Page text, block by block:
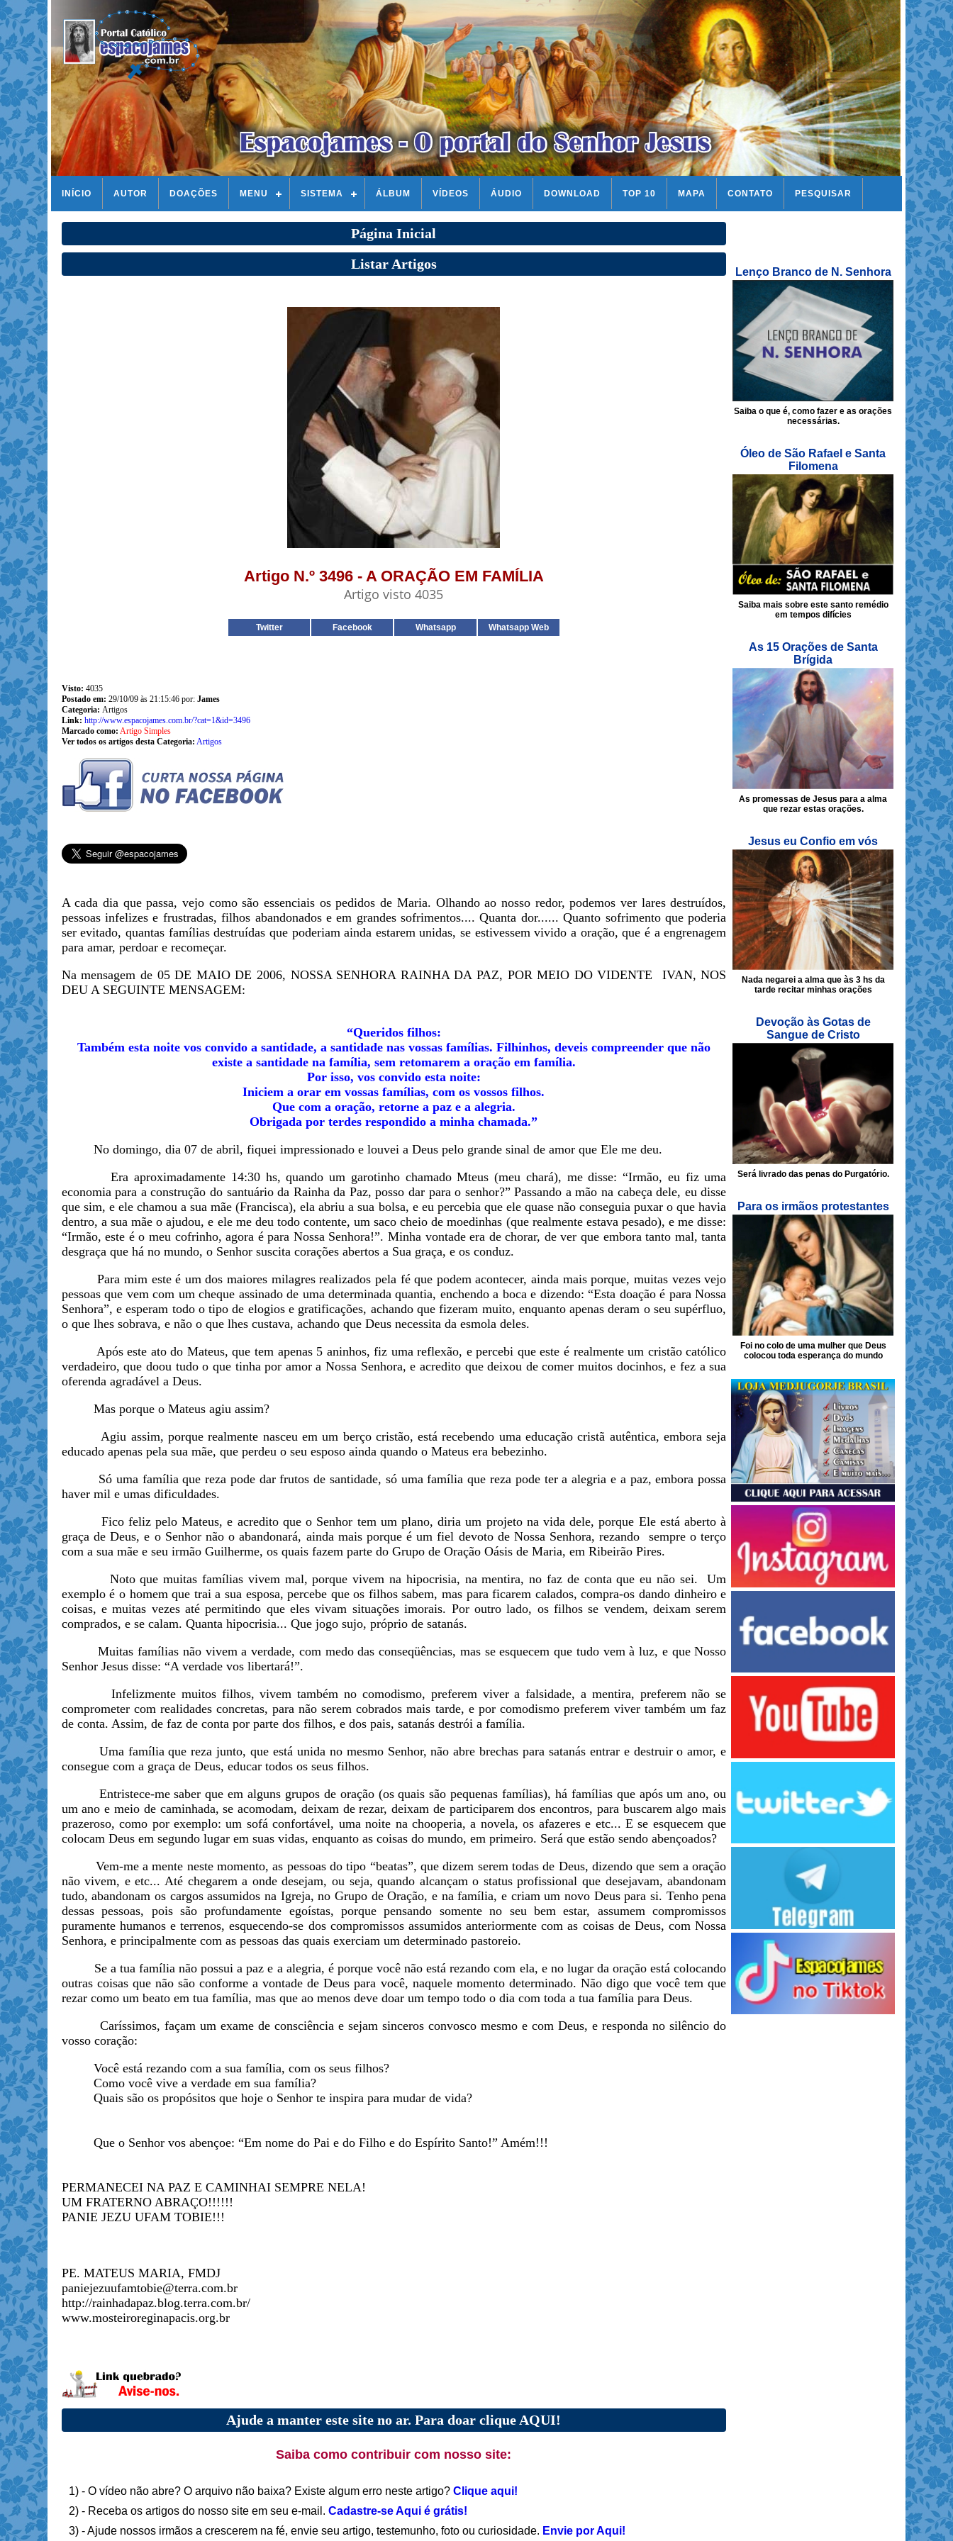
INÍCIO AUTOR DOAÇÕES MENU SISTEMA ÁLBUM VÍDEOS ÁUDIO DOWNLOAD TOP 10 MAPA CONTATO PESQUISAR
Página Inicial
Listar Artigos
Artigo N.º 3496 - A ORAÇÃO EM FAMÍLIA
Artigo visto 4035
Twitter Facebook Whatsapp Whatsapp Web
Visto: 4035
Postado em: 29/10/09 às 21:15:46 por: James
Categoria: Artigos
Link: http://www.espacojames.com.br/?cat=1&id=3496
Marcado como: Artigo Simples
Ver todos os artigos desta Categoria: Artigos
A cada dia que passa, vejo como são essenciais os pedidos de Maria. Olhando ao nosso redor, podemos ver lares destruídos,
pessoas infelizes e frustradas, filhos abandonados e em grandes sofrimentos.... Quanta dor...... Quanto sofrimento que poderia
ser evitado, quantas famílias destruídas que poderiam ainda estarem unidas, se estivessem vivido a oração, que é a engrenagem
para amar, perdoar e recomeçar.
Na mensagem de 05 DE MAIO DE 2006, NOSSA SENHORA RAINHA DA PAZ, POR MEIO DO VIDENTE IVAN, NOS
DEU A SEGUINTE MENSAGEM:
“Queridos filhos:
Também esta noite vos convido a santidade, a santidade nas vossas famílias. Filhinhos, deveis compreender que não
existe a santidade na família, sem retomarem a oração em família.
Por isso, vos convido esta noite:
Iniciem a orar em vossas famílias, com os vossos filhos.
Que com a oração, retorne a paz e a alegria.
Obrigada por terdes respondido a minha chamada.”
No domingo, dia 07 de abril, fiquei impressionado e louvei a Deus pelo grande sinal de amor que Ele me deu.
Era aproximadamente 14:30 hs, quando um garotinho chamado Mteus (meu chará), me disse: “Irmão, eu fiz uma
economia para a construção do santuário da Rainha da Paz, posso dar para o senhor?” Passando a mão na cabeça dele, eu disse
que sim, e ele chamou a sua mãe (Francisca), ela abriu a sua bolsa, e eu percebia que ele quase não conseguia puxar o que havia
dentro, a sua mãe o ajudou, e ele me deu todo contente, um saco cheio de moedinhas (que realmente estava pesado), e me disse:
“Irmão, este é o meu cofrinho, agora é para Nossa Senhora!”. Minha vontade era de chorar, de ver que embora tanto mal, tanta
desgraça que há no mundo, o Senhor suscita corações abertos a Sua graça, e os conduz.
Para mim este é um dos maiores milagres realizados pela fé que podem acontecer, ainda mais porque, muitas vezes vejo
pessoas que vem com um cheque assinado de uma determinada quantia, enchendo a boca e dizendo: “Esta doação é para Nossa
Senhora”, e esperam todo o tipo de elogios e gratificações, achando que fizeram muito, enquanto apenas deram o seu supérfluo,
o que lhes sobrava, e não o que lhes custava, achando que Deus necessita da esmola deles.
Após este ato do Mateus, que tem apenas 5 aninhos, fiz uma reflexão, e percebi que este é realmente um cristão católico
verdadeiro, que doou tudo o que tinha por amor a Nossa Senhora, e acredito que deixou de comer muitos docinhos, e fez a sua
oferenda agradável a Deus.
Mas porque o Mateus agiu assim?
Agiu assim, porque realmente nasceu em um berço cristão, está recebendo uma educação cristã autêntica, embora seja
educado apenas pela sua mãe, que perdeu o seu esposo ainda quando o Mateus era bebezinho.
Só uma família que reza pode dar frutos de santidade, só uma família que reza pode ter a alegria e a paz, embora possa
haver mil e umas dificuldades.
Fico feliz pelo Mateus, e acredito que o Senhor tem um plano, diria um projeto na vida dele, porque Ele está aberto à
graça de Deus, e o Senhor não o abandonará, ainda mais porque é um fiel devoto de Nossa Senhora, rezando sempre o terço
com a sua mãe e seu irmão Guilherme, os quais fazem parte do Grupo de Oração Oásis de Maria, em Ribeirão Pires.
Noto que muitas famílias vivem mal, porque vivem na hipocrisia, na mentira, no faz de conta que eu não sei. Um
exemplo é o homem que trai a sua esposa, percebe que os filhos sabem, mas para ficarem calados, compra-os dando dinheiro e
coisas, e muitas vezes até permitindo que eles vivam situações imorais. Por outro lado, os filhos se vendem, deixam serem
comprados, e se calam. Quanta hipocrisia... Que jogo sujo, próprio de satanás.
Muitas famílias não vivem a verdade, com medo das conseqüências, mas se esquecem que tudo vem à luz, e que Nosso
Senhor Jesus disse: “A verdade vos libertará!”.
Infelizmente muitos filhos, vivem também no comodismo, preferem viver a falsidade, a mentira, preferem não se
comprometer com realidades concretas, para não serem cobrados mais tarde, e por comodismo preferem viver também um faz
de conta. Assim, de faz de conta por parte dos filhos, e dos pais, satanás destrói a família.
Uma família que reza junto, que está unida no mesmo Senhor, não abre brechas para satanás entrar e destruir o amor, e
consegue com a graça de Deus, educar todos os seus filhos.
Entristece-me saber que em alguns grupos de oração (os quais são pequenas famílias), há famílias que após um ano, ou
um ano e meio de caminhada, se acomodam, deixam de rezar, deixam de participarem dos encontros, para buscarem algo mais
prazeroso, como por exemplo: um sofá confortável, uma noite na chooperia, a novela, os afazeres e etc... E se esquecem que
colocam Deus em segundo lugar em suas vidas, enquanto as coisas do mundo, em primeiro. Será que estão sendo abençoados?
Vem-me a mente neste momento, as pessoas do tipo “beatas”, que dizem serem todas de Deus, dizendo que sem a oração
não vivem, e etc... Até chegarem a onde desejam, ou seja, quando alcançam o status profissional que desejavam, abandonam
tudo, abandonam os cargos assumidos na Igreja, no Grupo de Oração, e na família, e criam um novo Deus para si. Tenho pena
dessas pessoas, pois são profundamente egoístas, porque pensando somente no seu bem estar, assumem compromissos
puramente humanos e terrenos, esquecendo-se dos compromissos assumidos anteriormente com as coisas de Deus, com Nossa
Senhora, e principalmente com as pessoas das quais exerciam um determinado pastoreio.
Se a tua família não possui a paz e a alegria, é porque você não está rezando com ela, e no lugar da oração está colocando
outras coisas que não são conforme a vontade de Deus para você, naquele momento determinado. Não digo que você tem que
rezar como um beato em tua família, mas que ao menos deve doar um tempo todo o dia com toda a tua família para Deus.
Caríssimos, façam um exame de consciência e sejam sinceros convosco mesmo e com Deus, e responda no silêncio do
vosso coração:
Você está rezando com a sua família, com os seus filhos?
Como você vive a verdade em sua família?
Quais são os propósitos que hoje o Senhor te inspira para mudar de vida?
Que o Senhor vos abençoe: “Em nome do Pai e do Filho e do Espírito Santo!” Amém!!!
PERMANECEI NA PAZ E CAMINHAI SEMPRE NELA!
UM FRATERNO ABRAÇO!!!!!!
PANIE JEZU UFAM TOBIE!!!
PE. MATEUS MARIA, FMDJ
paniejezuufamtobie@terra.com.br
http://rainhadapaz.blog.terra.com.br/
www.mosteiroreginapacis.org.br
Ajude a manter este site no ar. Para doar clique AQUI!
Saiba como contribuir com nosso site:
1) - O vídeo não abre? O arquivo não baixa? Existe algum erro neste artigo? Clique aqui!
2) - Receba os artigos do nosso site em seu e-mail. Cadastre-se Aqui é grátis!
3) - Ajude nossos irmãos a crescerem na fé, envie seu artigo, testemunho, foto ou curiosidade. Envie por Aqui!
Lenço Branco de N. Senhora
Saiba o que é, como fazer e as orações
necessárias.
Óleo de São Rafael e Santa
Filomena
Saiba mais sobre este santo remédio
em tempos difícies
As 15 Orações de Santa
Brígida
As promessas de Jesus para a alma
que rezar estas orações.
Jesus eu Confio em vós
Nada negarei a alma que às 3 hs da
tarde recitar minhas orações
Devoção às Gotas de
Sangue de Cristo
Será livrado das penas do Purgatório.
Para os irmãos protestantes
Foi no colo de uma mulher que Deus
colocou toda esperança do mundo